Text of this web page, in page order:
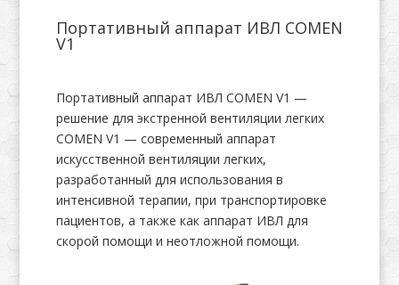
Портативный аппарат ИВЛ COMEN
V1
Портативный аппарат ИВЛ COMEN V1 —
решение для экстренной вентиляции легких
COMEN V1 — современный аппарат
искусственной вентиляции легких,
разработанный для использования в
интенсивной терапии, при транспортировке
пациентов, а также как аппарат ИВЛ для
скорой помощи и неотложной помощи.